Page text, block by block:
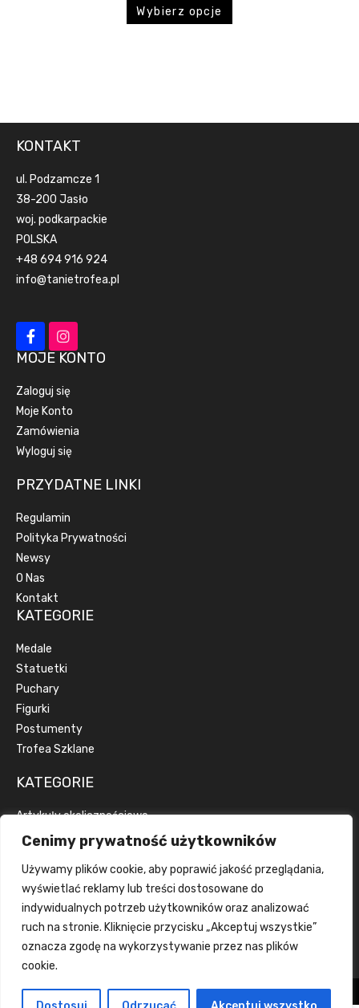
Cenimy prywatność użytkowników
Używamy plików cookie, aby poprawić jakość przeglądania,
wyświetlać reklamy lub treści dostosowane do
indywidualnych potrzeb użytkowników oraz analizować
ruch na stronie. Kliknięcie przycisku „Akceptuj wszystkie”
oznacza zgodę na wykorzystywanie przez nas plików
cookie.
Wybierz opcje
KONTAKT
ul. Podzamcze 1
38-200 Jasło
woj. podkarpackie
POLSKA
+48 694 916 924
info@tanietrofea.pl
MOJE KONTO
Zaloguj się
Moje Konto
Zamówienia
Wyloguj się
PRZYDATNE LINKI
Regulamin
Polityka Prywatności
Newsy
O Nas
Kontakt
KATEGORIE
Medale
Statuetki
Puchary
Figurki
Postumenty
Trofea Szklane
KATEGORIE
Artykuły okolicznościowe
Artykuły reklamowe
Emblematy
Wstążki
Grawerka
Wszelkie prawa zastrzeżone tanietrofea.pl